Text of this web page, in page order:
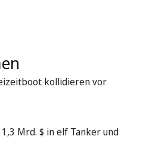
kollidieren vor
Mrd. $ in elf Tanker und